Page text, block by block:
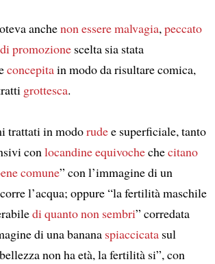
anchenon essere malvagia,peccato
promozionescelta sia stata
concepitain modo da risultare comica,
grottesca.
trattati in modorudee superficiale, tanto
conlocandineequivochechecitano
comune” con l’immagine di un
l’acqua; oppure “la fertilità maschile
di quanto non sembri” corredata
di una banana spiaccicatasul
non ha età, la fertilità si”, con